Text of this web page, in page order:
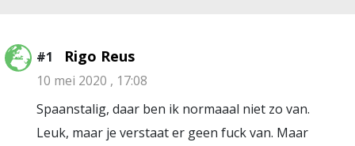
#1 Rigo Reus
10 mei 2020 , 17:08
Spaanstalig, daar ben ik normaaal niet zo van.
Leuk, maar je verstaat er geen fuck van. Maar